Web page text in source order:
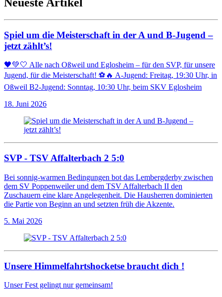
Spiel um die Meisterschaft in der A und B-Jugend –
jetzt zählt’s!
🖤💚🤍 Alle nach Oßweil und Eglosheim – für den SVP, für unsere
Jugend, für die Meisterschaft! ⚽🔥 A-Jugend: Freitag, 19:30 Uhr, in
Oßweil B2-Jugend: Sonntag, 10:30 Uhr, beim SKV Eglosheim
18. Juni 2026
SVP - TSV Affalterbach 2 5:0
Bei sonnig-warmen Bedingungen bot das Lembergderby zwischen
dem SV Poppenweiler und dem TSV Affalterbach II den
Zuschauern eine klare Angelegenheit. Die Hausherren dominierten
die Partie von Beginn an und setzten früh die Akzente.
5. Mai 2026
Unsere Himmelfahrtshocketse braucht dich !
Unser Fest gelingt nur gemeinsam!